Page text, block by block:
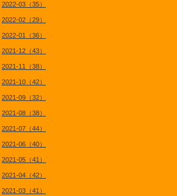
2022-03（35）
2022-02（29）
2022-01（36）
2021-12（43）
2021-11（38）
2021-10（42）
2021-09（32）
2021-08（38）
2021-07（44）
2021-06（40）
2021-05（41）
2021-04（42）
2021-03（41）